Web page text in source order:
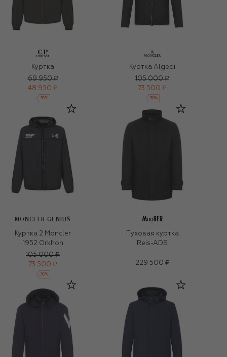
Куртка
69 950 ₽
48 950 ₽
-30%
Куртка Algedi
105 000 ₽
73 500 ₽
-30%
MONCLER GENIUS
Куртка 2 Moncler
1952 Orkhon
105 000 ₽
73 500 ₽
-30%
Пуховая куртка
Reis-ADS
229 500 ₽